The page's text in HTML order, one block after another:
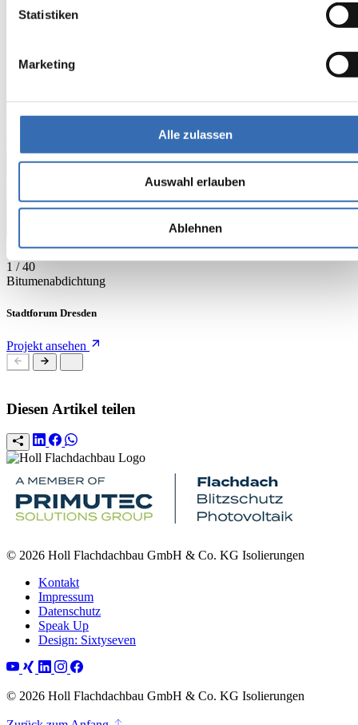
Statistiken
Marketing
Alle zulassen
Auswahl erlauben
Ablehnen
Alle Referenzen anzeigen
1 / 40
Bitumenabdichtung
Stadtforum Dresden
Projekt ansehen
Diesen Artikel teilen
© 2026 Holl Flachdachbau GmbH & Co. KG Isolierungen
Kontakt
Impressum
Datenschutz
Speak Up
Design: Sixtyseven
© 2026 Holl Flachdachbau GmbH & Co. KG Isolierungen